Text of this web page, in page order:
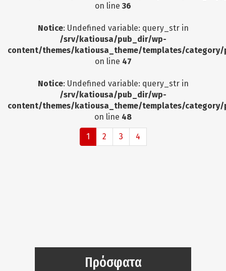
on line 36
Notice: Undefined variable: query_str in
/srv/katiousa/pub_dir/wp-
content/themes/katiousa_theme/templates/
on line 47
Notice: Undefined variable: query_str in
/srv/katiousa/pub_dir/wp-
content/themes/katiousa_theme/templates/
on line 48
1 2 3 4
Πρόσφατα